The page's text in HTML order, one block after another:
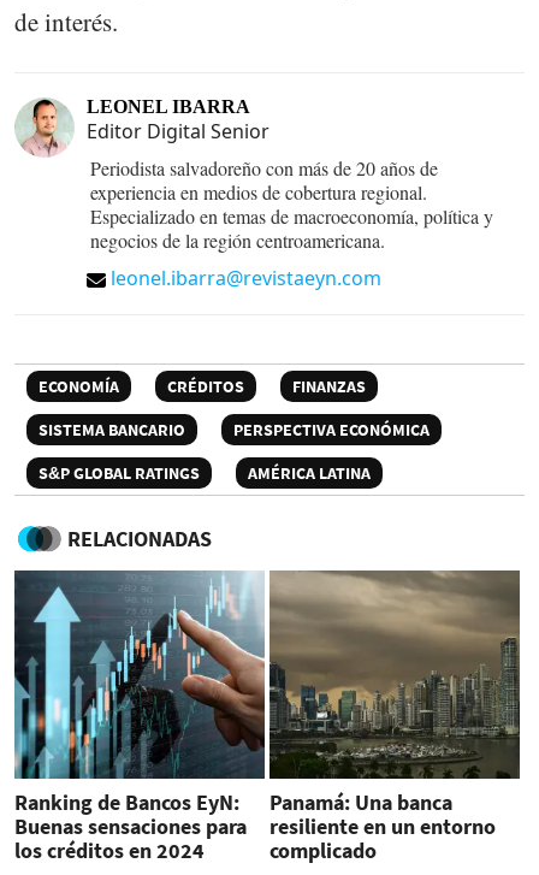
de interés.
LEONEL IBARRA
Editor Digital Senior
Periodista salvadoreño con más de 20 años de
experiencia en medios de cobertura regional.
Especializado en temas de macroeconomía, política y
negocios de la región centroamericana.
leonel.ibarra@revistaeyn.com
ECONOMÍA CRÉDITOS
FINANZAS
SISTEMA BANCARIO
PERSPECTIVA ECONÓMICA
S&P GLOBAL RATINGS
AMÉRICA LATINA
RELACIONADAS
Ranking de Bancos EyN:
Buenas sensaciones para
los créditos en 2024
Panamá: Una banca
resiliente en un entorno
complicado